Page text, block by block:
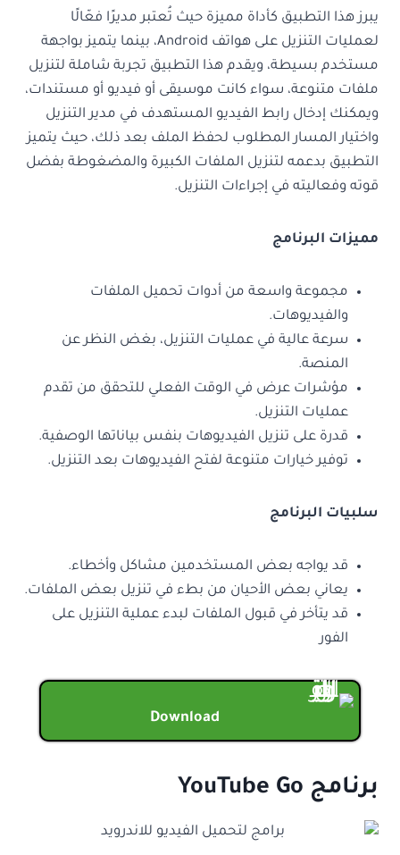
يبرز هذا التطبيق كأداة مميزة حيث تُعتبر مديرًا فعّالًا
لعمليات التنزيل على هواتف Android، بينما يتميز بواجهة
مستخدم بسيطة، ويقدم هذا التطبيق تجربة شاملة لتنزيل
ملفات متنوعة، سواء كانت موسيقى أو فيديو أو مستندات،
ويمكنك إدخال رابط الفيديو المستهدف في مدير التنزيل
واختيار المسار المطلوب لحفظ الملف بعد ذلك، حيث يتميز
التطبيق بدعمه لتنزيل الملفات الكبيرة والمضغوطة بفضل
قوته وفعاليته في إجراءات التنزيل.
مميزات البرنامج
مجموعة واسعة من أدوات تحميل الملفات
والفيديوهات.
سرعة عالية في عمليات التنزيل، بغض النظر عن
المنصة.
مؤشرات عرض في الوقت الفعلي للتحقق من تقدم
عمليات التنزيل.
قدرة على تنزيل الفيديوهات بنفس بياناتها الوصفية.
توفير خيارات متنوعة لفتح الفيديوهات بعد التنزيل.
سلبيات البرنامج
قد يواجه بعض المستخدمين مشاكل وأخطاء.
يعاني بعض الأحيان من بطء في تنزيل بعض الملفات.
قد يتأخر في قبول الملفات لبدء عملية التنزيل على
الفور
Download
برنامج YouTube Go